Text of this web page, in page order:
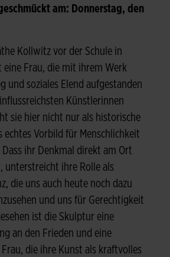
am: Donnerstag, den
Kollwitz vor der Schule in
eine Frau, die mit ihrem Werk
und soziales Elend aufgestanden
Künstlerinnen
sie hier nicht nur als historische
echtes Vorbild für Menschlichkeit
ihr Denkmal direkt am Ort
unterstreicht ihre Rolle als
die uns auch heute noch dazu
und uns für Gerechtigkeit
ist die Skulptur eine
an den Frieden und eine
die ihre Kunst als kraftvolles